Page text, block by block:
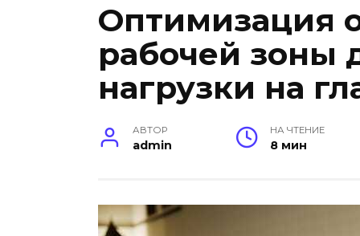
Оптимизация
рабочей зоны
нагрузки на
АВТОР
admin
НА ЧТЕНИЕ
8 мин